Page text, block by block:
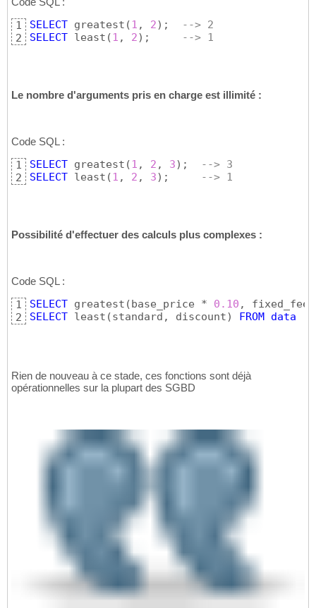
1
2
SELECT greatest (1 , 2) ;
--> 2
SELECT least (1 , 2) ; --> 1
Le nombre d'arguments pris en charge est illimité :
Code SQL :
1
2
SELECT greatest (1 , 2 , 3) ;
--> 3
SELECT least (1 , 2 , 3) ; --> 1
Possibilité d'effectuer des calculs plus complexes :
Code SQL :
1
2
SELECT greatest (base_price * 0.10 , fixed_fee
SELECT least (standard, discount) FROM data
Rien de nouveau à ce stade, ces fonctions sont déjà
opérationnelles sur la plupart des SGBD